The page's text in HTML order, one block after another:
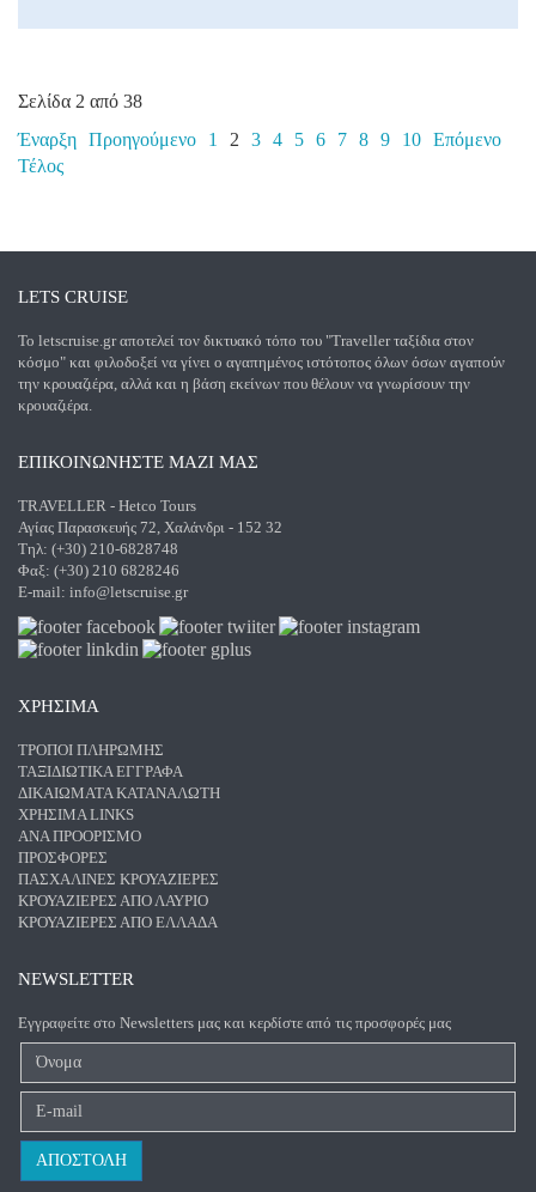
Σελίδα 2 από 38
Έναρξη Προηγούμενο 1 2 3 4 5 6 7 8 9 10 Επόμενο
Τέλος
LETS CRUISE
Το letscruise.gr αποτελεί τον δικτυακό τόπο του "Traveller ταξίδια στον
κόσμο" και φιλοδοξεί να γίνει ο αγαπημένος ιστότοπος όλων όσων αγαπούν
την κρουαζιέρα, αλλά και η βάση εκείνων που θέλουν να γνωρίσουν την
κρουαζιέρα.
ΕΠΙΚΟΙΝΩΝΗΣΤΕ ΜΑΖΙ ΜΑΣ
TRAVELLER - Hetco Tours
Αγίας Παρασκευής 72, Χαλάνδρι - 152 32
Τηλ: (+30) 210-6828748
Φαξ: (+30) 210 6828246
E-mail: info@letscruise.gr
ΧΡΗΣΙΜΑ
ΤΡΌΠΟΙ ΠΛΗΡΩΜΉΣ
ΤΑΞΙΔΙΩΤΙΚΆ ΈΓΓΡΑΦΑ
ΔΙΚΑΙΏΜΑΤΑ ΚΑΤΑΝΑΛΩΤΉ
ΧΡΉΣΙΜΑ LINKS
ΑΝΑ ΠΡΟΟΡΙΣΜΌ
ΠΡΟΣΦΟΡΈΣ
ΠΑΣΧΑΛΙΝΈΣ ΚΡΟΥΑΖΙΈΡΕΣ
ΚΡΟΥΑΖΙΈΡΕΣ ΑΠΌ ΛΑΎΡΙΟ
ΚΡΟΥΑΖΙΈΡΕΣ ΑΠΌ ΕΛΛΆΔΑ
NEWSLETTER
Εγγραφείτε στο Newsletters μας και κερδίστε από τις προσφορές μας